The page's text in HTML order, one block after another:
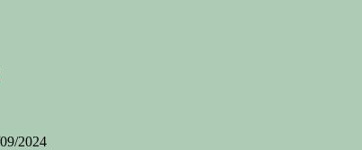
2024